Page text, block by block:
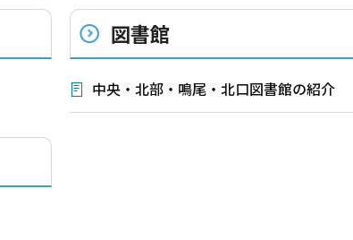
図書館
中央・北部・鳴尾・北口図書館の紹介